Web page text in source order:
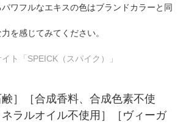
ワフルなエキスの色はブランドカラーと同
を感じてみてください。
ト「SPEICK（スパイク）」
鹸］［合成香料、合成色素不使
ラルオイル不使用］［ヴィーガ